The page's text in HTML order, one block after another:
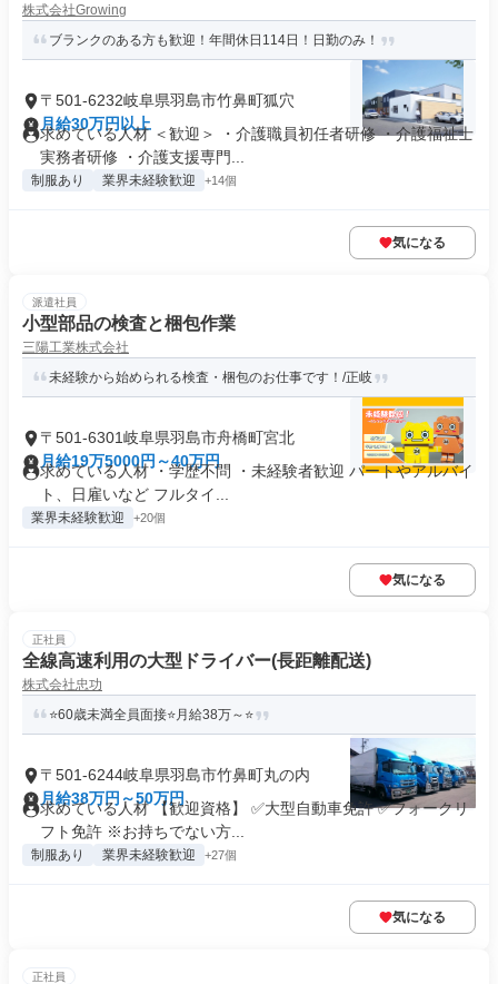
株式会社Growing
ブランクのある方も歓迎！年間休日114日！日勤のみ！
〒501-6232岐阜県羽島市竹鼻町狐穴
月給30万円以上
求めている人材 ＜歓迎＞ ・介護職員初任者研修 ・介護福祉士
実務者研修 ・介護支援専門...
制服あり 業界未経験歓迎 +14個
気になる
派遣社員
小型部品の検査と梱包作業
三陽工業株式会社
未経験から始められる検査・梱包のお仕事です！/正岐
〒501-6301岐阜県羽島市舟橋町宮北
月給19万5000円～40万円
求めている人材 ・学歴不問 ・未経験者歓迎 パートやアルバイ
ト、日雇いなど フルタイ...
業界未経験歓迎 +20個
気になる
正社員
全線高速利用の大型ドライバー(長距離配送)
株式会社忠功
⭐60歳未満全員面接⭐月給38万～⭐
〒501-6244岐阜県羽島市竹鼻町丸の内
月給38万円～50万円
求めている人材 【歓迎資格】 ✅大型自動車免許 ✅フォークリ
フト免許 ※お持ちでない方...
制服あり 業界未経験歓迎 +27個
気になる
正社員